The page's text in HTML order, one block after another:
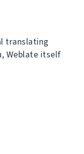
translating
Weblate itself